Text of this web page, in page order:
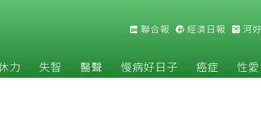
聯合報 經濟日報 河
力 失智 醫聲 慢病好日子 癌症 性愛